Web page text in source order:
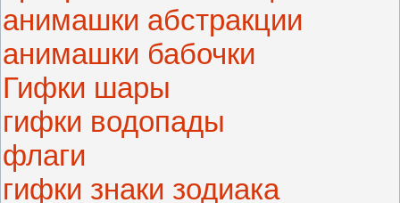
анимашки абстракции
анимашки бабочки
Гифки шары
гифки водопады
флаги
гифки знаки зодиака